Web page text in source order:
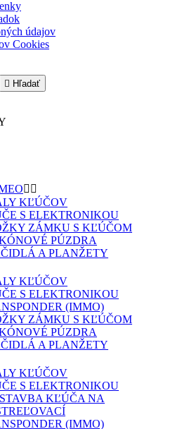
údajov
Cookies
 Hľadať
 
KĽÚČOV
S ELEKTRONIKOU
ZÁMKU S KĽÚČOM
PÚZDRA
A PLANŽETY
KĽÚČOV
S ELEKTRONIKOU
(IMMO)
ZÁMKU S KĽÚČOM
PÚZDRA
A PLANŽETY
KĽÚČOV
S ELEKTRONIKOU
KĽÚČA NA
(IMMO)